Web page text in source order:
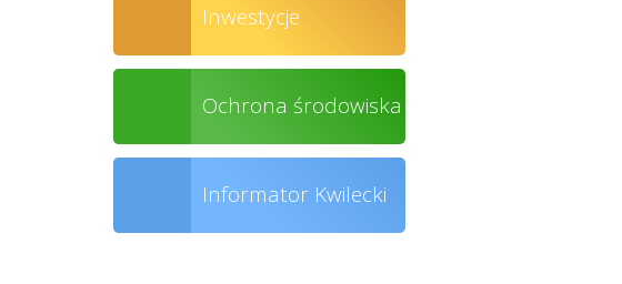
Inwestycje
Ochrona środowiska
Informator Kwilecki